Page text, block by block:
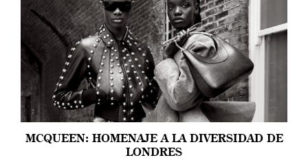
MCQUEEN: HOMENAJE A LA DIVERSIDAD DE
LONDRES